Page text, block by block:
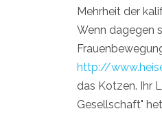
Mehrheit der
Wenn dagegen
http://
das Kotzen. Ihr
Gesellschaft"